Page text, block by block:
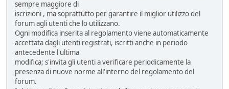
sempre maggiore di
iscrizioni , ma soprattutto per garantire il miglior utilizzo del
forum agli utenti che lo utilizzano.
Ogni modifica inserita al regolamento viene automaticamente
accettata dagli utenti registrati, iscritti anche in periodo
antecedente l'ultima
modifica; s'invita gli utenti a verificare periodicamente la
presenza di nuove norme all'interno del regolamento del
forum.